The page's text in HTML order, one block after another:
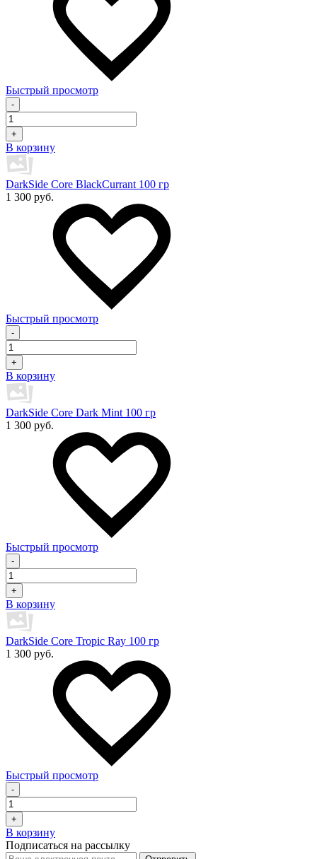
Быстрый просмотр
-
+
В корзину
DarkSide Core BlackCurrant 100 гр
1 300 руб.
Быстрый просмотр
-
+
В корзину
DarkSide Core Dark Mint 100 гр
1 300 руб.
Быстрый просмотр
-
+
В корзину
DarkSide Core Tropic Ray 100 гр
1 300 руб.
Быстрый просмотр
-
+
В корзину
Подписаться на рассылку